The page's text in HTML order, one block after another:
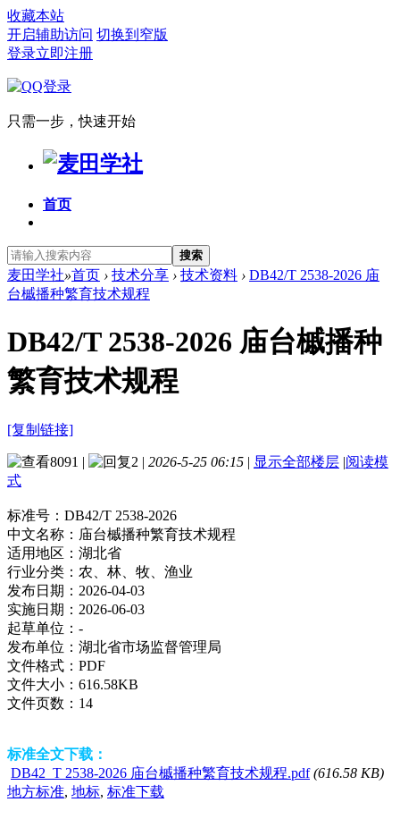
收藏本站
开启辅助访问 切换到窄版
登录立即注册
只需一步，快速开始
首页
搜索
麦田学社»首页 › 技术分享 › 技术资料 › DB42/T 2538-2026 庙
台槭播种繁育技术规程
DB42/T 2538-2026 庙台槭播种
繁育技术规程
[复制链接]
8091 | 2 | 2026-5-25 06:15 | 显示全部楼层 |阅读模
式
标准号： DB42/T 2538-2026
中文名称： 庙台槭播种繁育技术规程
适用地区： 湖北省
行业分类： 农、林、牧、渔业
发布日期： 2026-04-03
实施日期： 2026-06-03
起草单位： -
发布单位： 湖北省市场监督管理局
文件格式： PDF
文件大小： 616.58KB
文件页数： 14
标准全文下载：
DB42_T 2538-2026 庙台槭播种繁育技术规程.pdf (616.58 KB)
地方标准, 地标, 标准下载